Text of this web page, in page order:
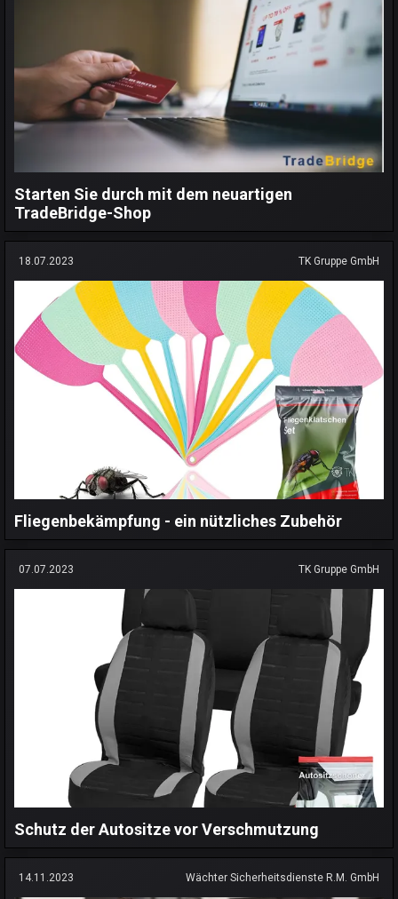
Starten Sie durch mit dem neuartigen
TradeBridge-Shop
18.07.2023 TK Gruppe GmbH
Fliegenbekämpfung - ein nützliches Zubehör
07.07.2023 TK Gruppe GmbH
Schutz der Autositze vor Verschmutzung
14.11.2023 Wächter Sicherheitsdienste R.M. GmbH